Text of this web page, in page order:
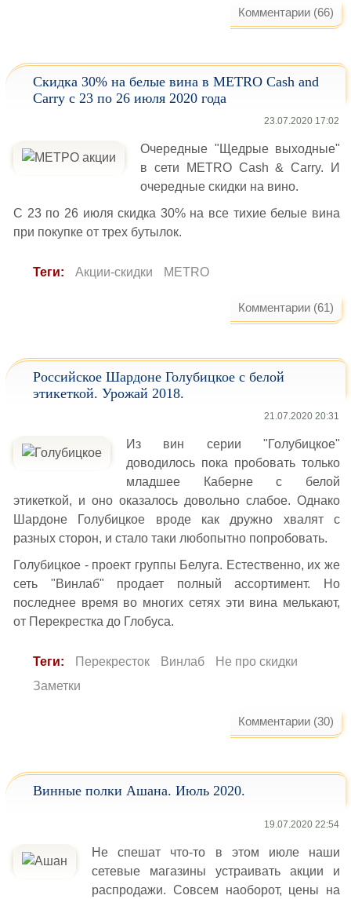
Комментарии (66)
Скидка 30% на белые вина в METRO Cash and
Carry с 23 по 26 июля 2020 года
23.07.2020 17:02
Очередные "Щедрые выходные"
в сети METRO Cash & Carry. И
очередные скидки на вино.
С 23 по 26 июля скидка 30% на все тихие белые вина
при покупке от трех бутылок.
Теги: Акции-скидки METRO
Комментарии (61)
Российское Шардоне Голубицкое с белой
этикеткой. Урожай 2018.
21.07.2020 20:31
Из вин серии "Голубицкое"
доводилось пока пробовать только
младшее Каберне с белой
этикеткой, и оно оказалось довольно слабое. Однако
Шардоне Голубицкое вроде как дружно хвалят с
разных сторон, и стало таки любопытно попробовать.
Голубицкое - проект группы Белуга. Естественно, их же
сеть "Винлаб" продает полный ассортимент. Но
последнее время во многих сетях эти вина мелькают,
от Перекрестка до Глобуса.
Теги: Перекресток Винлаб
Не про скидки
Заметки
Комментарии (30)
Винные полки Ашана. Июль 2020.
19.07.2020 22:54
Не спешат что-то в этом июле наши
сетевые магазины устраивать акции и
распродажи. Совсем наоборот, цены на